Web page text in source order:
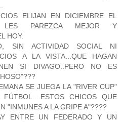
ELIJAN EN DICIEMBRE EL
LES PAREZCA MEJOR Y
HOY.
SIN ACTIVIDAD SOCIAL NI
A LA VISTA...QUE HAGAN
SI DIVAGO..PERO NO ES
SE JUEGA LA "RIVER CUP"
CHICOS QUE
"INMUNES A LA GRIPE A"????
ENTRE UN FEDERADO Y UN